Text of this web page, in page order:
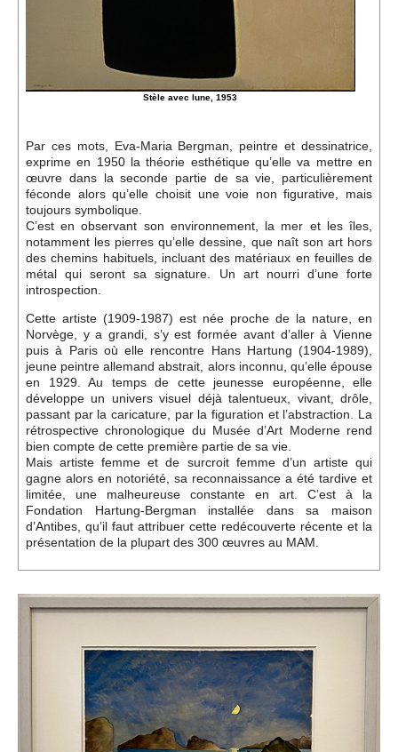
Stèle avec lune, 1953
Par ces mots, Eva-Maria Bergman, peintre et dessinatrice,
exprime en 1950 la théorie esthétique qu’elle va mettre en
œuvre dans la seconde partie de sa vie, particulièrement
féconde alors qu’elle choisit une voie non figurative, mais
toujours symbolique.
C’est en observant son environnement, la mer et les îles,
notamment les pierres qu’elle dessine, que naît son art hors
des chemins habituels, incluant des matériaux en feuilles de
métal qui seront sa signature. Un art nourri d’une forte
introspection.
Cette artiste (1909-1987) est née proche de la nature, en
Norvège, y a grandi, s’y est formée avant d’aller à Vienne
puis à Paris où elle rencontre Hans Hartung (1904-1989),
jeune peintre allemand abstrait, alors inconnu, qu’elle épouse
en 1929. Au temps de cette jeunesse européenne, elle
développe un univers visuel déjà talentueux, vivant, drôle,
passant par la caricature, par la figuration et l’abstraction. La
rétrospective chronologique du Musée d’Art Moderne rend
bien compte de cette première partie de sa vie.
Mais artiste femme et de surcroit femme d’un artiste qui
gagne alors en notoriété, sa reconnaissance a été tardive et
limitée, une malheureuse constante en art. C’est à la
Fondation Hartung-Bergman installée dans sa maison
d’Antibes, qu’il faut attribuer cette redécouverte récente et la
présentation de la plupart des 300 œuvres au MAM.